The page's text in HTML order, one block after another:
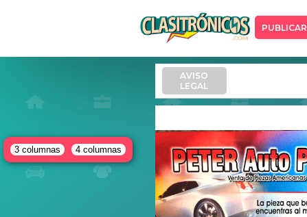
PUBLICAR
3 columnas 4 columnas
AVISO
LEGAL